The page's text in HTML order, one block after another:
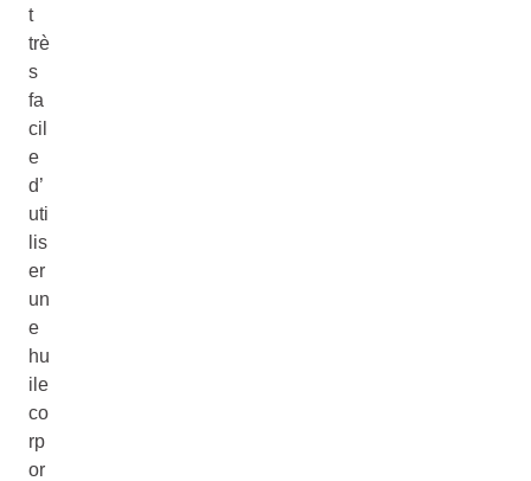
t
trè
s
fa
cil
e
d’
uti
lis
er
un
e
hu
ile
co
rp
or